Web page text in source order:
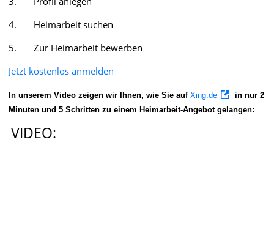
4. Heimarbeit suchen
5. Zur Heimarbeit bewerben
Jetzt kostenlos anmelden
In unserem Video zeigen wir Ihnen, wie Sie auf Xing.de
in nur 2
Minuten und 5 Schritten zu einem Heimarbeit-Angebot gelangen:
VIDEO: